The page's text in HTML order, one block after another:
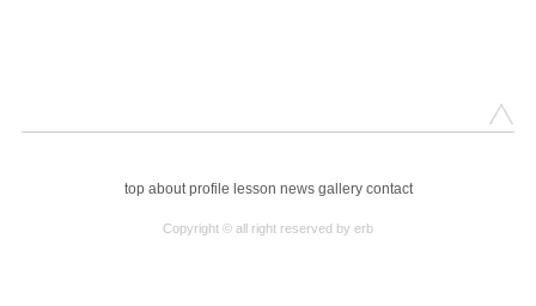
top about profile lesson news gallery contact
Copyright © all right reserved by erb